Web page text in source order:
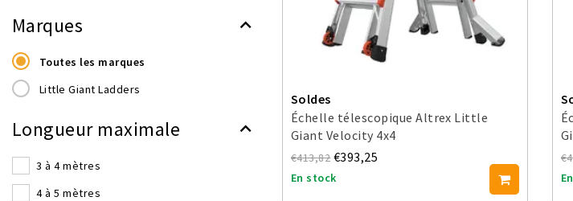
Marques
Toutes les marques
Little Giant Ladders
Longueur maximale
3 à 4 mètres
4 à 5 mètres
Soldes
Échelle télescopique Altrex Little
Giant Velocity 4x4
€413,82 €393,25
En stock